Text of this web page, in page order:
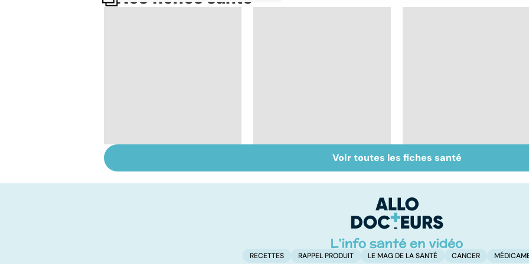
contraception !
La pilule : une
contraception
Tout savoir sur les
infections
Voir toutes les fiches santé
RECETTES RAPPEL PRODUIT LE MAG DE LA SANTÉ CANCER